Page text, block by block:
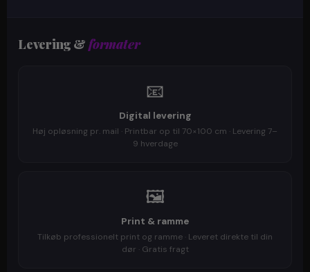
Levering &formater
📧
Digital levering
Høj opløsning pr. mail · Printbar op til 70×100 cm · Levering 7–
9 hverdage
🖼️
Print & ramme
Tilkøb professionelt print og ramme · Leveret direkte til din
dør · Gratis fragt